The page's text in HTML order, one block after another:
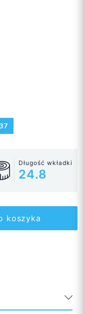
Długość wkładki
24.8
koszyka